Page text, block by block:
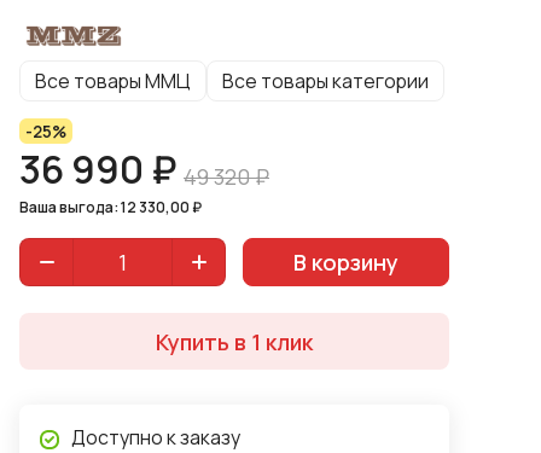
элегантными цветами крашения.
Все товары ММЦ Все товары категории
-25%
36 990 ₽ 49 320 ₽
Ваша выгода: 12 330,00 ₽
В корзину
Купить в 1 клик
Доступно к заказу